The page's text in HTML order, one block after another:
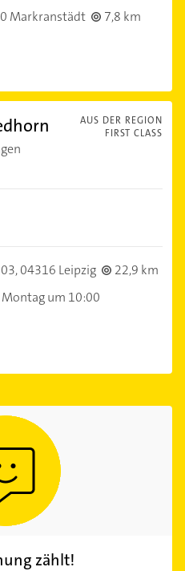
Markranstädt
7,8 km
AUS DER REGION
FIRST CLASS
04316 Leipzig
22,9 km
um 10:00
zählt!